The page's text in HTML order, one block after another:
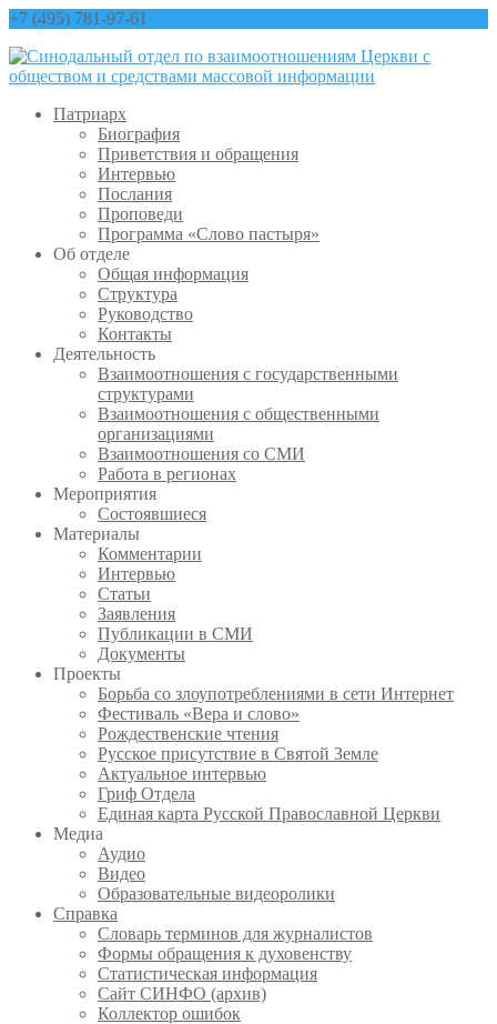
+7 (495) 781-97-61
Патриарх
Биография
Приветствия и обращения
Интервью
Послания
Проповеди
Программа «Слово пастыря»
Об отделе
Общая информация
Структура
Руководство
Контакты
Деятельность
Взаимоотношения с государственными
структурами
Взаимоотношения с общественными
организациями
Взаимоотношения со СМИ
Работа в регионах
Мероприятия
Состоявшиеся
Материалы
Комментарии
Интервью
Статьи
Заявления
Публикации в СМИ
Документы
Проекты
Борьба со злоупотреблениями в сети Интернет
Фестиваль «Вера и слово»
Рождественские чтения
Русское присутствие в Святой Земле
Актуальное интервью
Гриф Отдела
Единая карта Русской Православной Церкви
Медиа
Аудио
Видео
Образовательные видеоролики
Справка
Словарь терминов для журналистов
Формы обращения к духовенству
Статистическая информация
Сайт СИНФО (архив)
Коллектор ошибок